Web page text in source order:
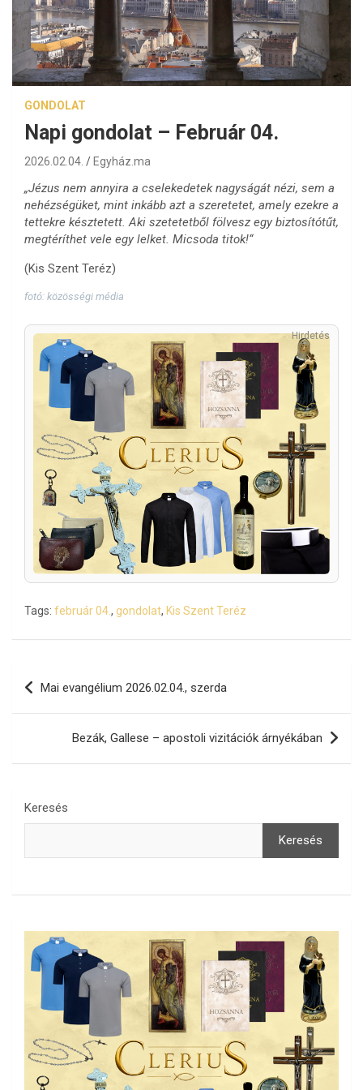
GONDOLAT
Napi gondolat – Február 04.
2026.02.04. Egyház.ma
„Jézus nem annyira a cselekedetek nagyságát nézi, sem a
nehézségüket, mint inkább azt a szeretetet, amely ezekre a
tettekre késztetett. Aki szetetetből fölvesz egy biztosítótűt,
megtéríthet vele egy lelket. Micsoda titok!“
(Kis Szent Teréz)
fotó: közösségi média
Hirdetés
Tags: február 04., gondolat, Kis Szent Teréz
Bejegyzés
navigáció
Mai evangélium 2026.02.04., szerda
Bezák, Gallese – apostoli vizitációk árnyékában
Keresés
Keresés